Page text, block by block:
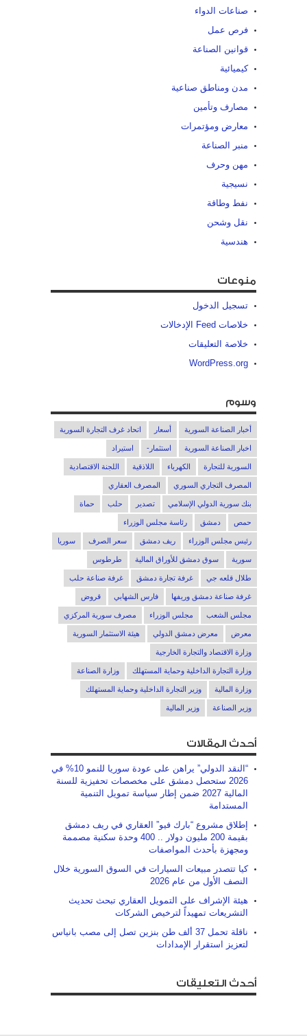
صناعات الدواء
فرص عمل
قوانين الصناعة
كيميائية
مدن ومناطق صناعية
مصارف وتأمين
معارض ومؤتمرات
منبر الصناعة
مهن وحرف
نسيجية
نفط وطاقة
نقل وشحن
هندسية
منوعات
تسجيل الدخول
خلاصات Feed الإدخالات
خلاصة التعليقات
WordPress.org
وسوم
أخبار الصناعة السورية أسعار اتحاد غرف التجارة السورية
اخبار الصناعة السورية استثمار- استيراد
السورية للتجارة الكهرباء اللاذقية اللجنة الاقتصادية
المصرف التجاري السوري المصرف العقاري
بنك سورية الدولي الإسلامي تصدير حلب حماة
حمص دمشق رئاسة مجلس الوزراء
رئيس مجلس الوزراء ريف دمشق سعر الصرف سوريا
سورية سوق دمشق للأوراق المالية طرطوس
طلال قلعه جي غرفة تجارة دمشق غرفة صناعة حلب
غرفة صناعة دمشق وريفها فارس الشهابي قروض
مجلس الشعب مجلس الوزراء مصرف سورية المركزي
معرض معرض دمشق الدولي هيئة الاستثمار السورية
وزارة الاقتصاد والتجارة الخارجية
وزارة التجارة الداخلية وحماية المستهلك وزارة الصناعة
وزارة المالية وزير التجارة الداخلية وحماية المستهلك
وزير الصناعة وزير المالية
أحدث المقالات
“النقد الدولي” يراهن على عودة سوريا للنمو 10% في
2026 ستحصل دمشق على مخصصات تحفيزية للسنة
المالية 2027 ضمن إطار سياسة تمويل التنمية
المستدامة
إطلاق مشروع “بارك فيو” العقاري في ريف دمشق
بقيمة 200 مليون دولار .. 400 وحدة سكنية مصممة
ومجهزة بأحدث المواصفات
كيا تتصدر مبيعات السيارات في السوق السورية خلال
النصف الأول من عام 2026
هيئة الإشراف على التمويل العقاري تبحث تحديث
التشريعات تمهيداً لترخيص الشركات
ناقلة تحمل 37 ألف طن بنزين تصل إلى مصب بانياس
لتعزيز استقرار الإمدادات
أحدث التعليقات